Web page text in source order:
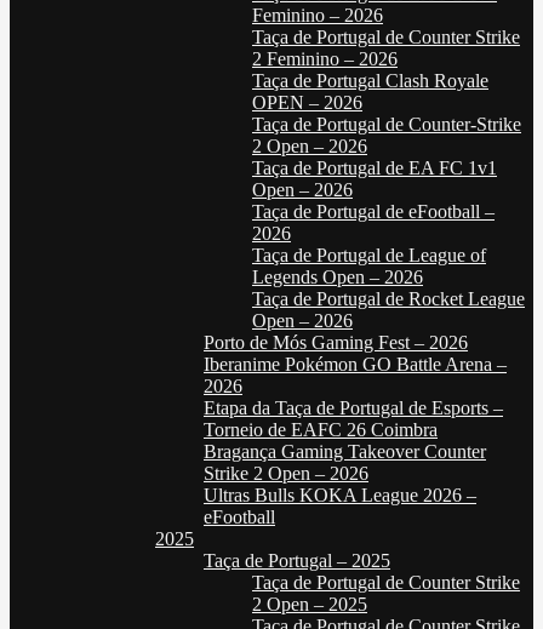
Feminino – 2026
Taça de Portugal de Counter Strike
2 Feminino – 2026
Taça de Portugal Clash Royale
OPEN – 2026
Taça de Portugal de Counter-Strike
2 Open – 2026
Taça de Portugal de EA FC 1v1
Open – 2026
Taça de Portugal de eFootball –
2026
Taça de Portugal de League of
Legends Open – 2026
Taça de Portugal de Rocket League
Open – 2026
Porto de Mós Gaming Fest – 2026
Iberanime Pokémon GO Battle Arena –
2026
Etapa da Taça de Portugal de Esports –
Torneio de EAFC 26 Coimbra
Bragança Gaming Takeover Counter
Strike 2 Open – 2026
Ultras Bulls KOKA League 2026 –
eFootball
2025
Taça de Portugal – 2025
Taça de Portugal de Counter Strike
2 Open – 2025